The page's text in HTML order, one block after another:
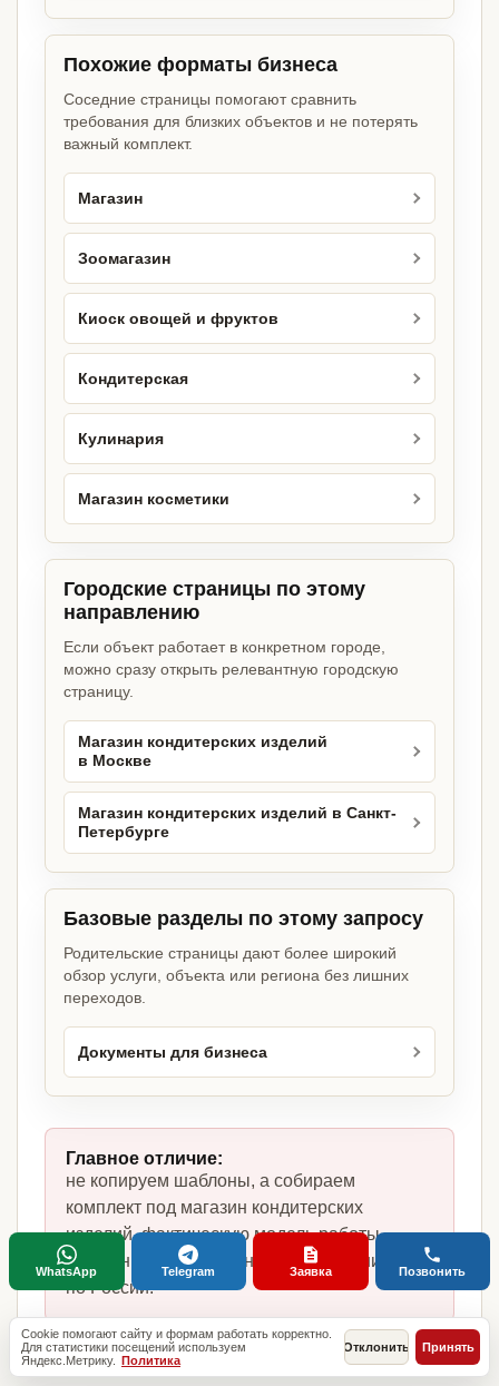
Похожие форматы бизнеса
Соседние страницы помогают сравнить
требования для близких объектов и не потерять
важный комплект.
Магазин
Зоомагазин
Киоск овощей и фруктов
Кондитерская
Кулинария
Магазин косметики
Городские страницы по этому
направлению
Если объект работает в конкретном городе,
можно сразу открыть релевантную городскую
страницу.
Магазин кондитерских изделий
в Москве
Магазин кондитерских изделий в Санкт-
Петербурге
Базовые разделы по этому запросу
Родительские страницы дают более широкий
обзор услуги, объекта или региона без лишних
переходов.
Документы для бизнеса
Главное отличие:
не копируем шаблоны, а собираем
комплект под магазин кондитерских
изделий, фактическую модель работы,
сотрудников, помещение и требования
по России.
Cookie помогают сайту и формам работать корректно.
Для статистики посещений используем
Яндекс.Метрику. Политика
Отклонить Принять
WhatsApp Telegram Заявка Позвонить